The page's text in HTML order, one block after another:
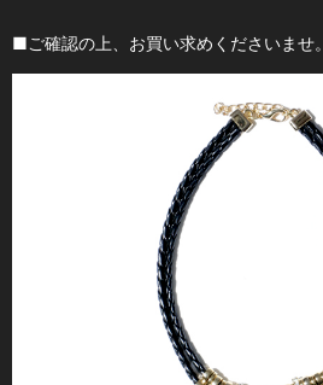
■ご確認の上、お買い求めくださいませ。